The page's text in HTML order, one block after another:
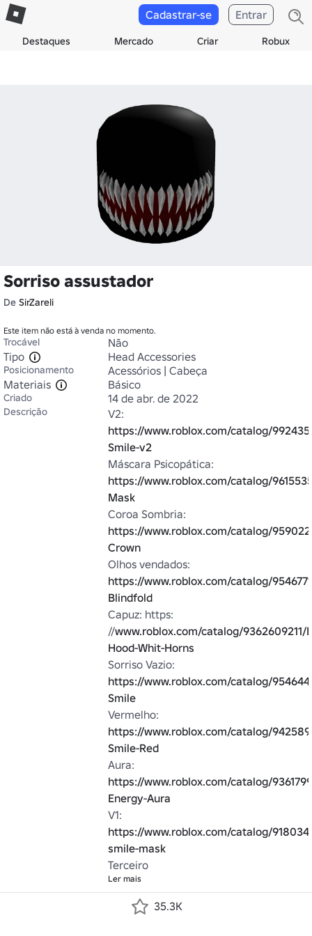
Destaques Mercado Criar Robux
Cadastrar-se Entrar
Sorriso assustador
De SirZareli
Este item não está à venda no momento.
Trocável
Não
Tipo
Head Accessories
Posicionamento
Acessórios | Cabeça
Materiais
Básico
Criado 14 de abr. de 2022
Descrição
https://www.roblox.com/catalog/
Smile-v2
https://www.roblox.com/catalog/
Mask
https://www.roblox.com/catalog/
Crown
https://www.roblox.com/catalog/
Blindfold
Capuz: https:
//www.roblox.com/catalog/9362609211/
Hood-Whit-Horns
https://www.roblox.com/catalog/
Smile
https://www.roblox.com/catalog/
Smile-Red
https://www.roblox.com/catalog/
Energy-Aura
https://www.roblox.com/catalog/
smile-mask
Terceiro
Ler mais
35.3K